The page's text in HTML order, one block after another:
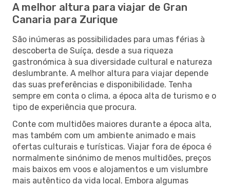
A melhor altura para viajar de Gran
Canaria para Zurique
São inúmeras as possibilidades para umas férias à
descoberta de Suíça, desde a sua riqueza
gastronómica à sua diversidade cultural e natureza
deslumbrante. A melhor altura para viajar depende
das suas preferências e disponibilidade. Tenha
sempre em conta o clima, a época alta de turismo e o
tipo de experiência que procura.
Conte com multidões maiores durante a época alta,
mas também com um ambiente animado e mais
ofertas culturais e turísticas. Viajar fora de época é
normalmente sinónimo de menos multidões, preços
mais baixos em voos e alojamentos e um vislumbre
mais autêntico da vida local. Embora algumas